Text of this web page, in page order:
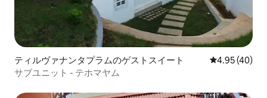
ティルヴァナンタプラムのゲストスイート レビュー40
4.95 (40)
サブユニット - テホマヤム